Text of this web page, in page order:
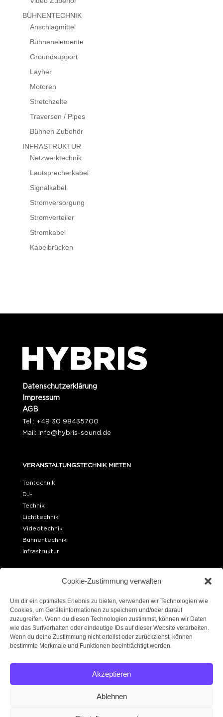
Cookie-Zustimmung verwalten
Um dir ein optimales Erlebnis zu bieten, verwenden wir Technologien wie
Cookies, um Geräteinformationen zu speichern und/oder darauf
zuzugreifen. Wenn du diesen Technologien zustimmst, können wir Daten
wie das Surfverhalten oder eindeutige IDs auf dieser Website verarbeiten.
Wenn du deine Zustimmung nicht erteilst oder zurückziehst, können
bestimmte Merkmale und Funktionen beeinträchtigt werden.
Akzeptieren
Ablehnen
BÜHNENTECHNIK
Anschlagmittel
Bühnenelemente
Groundsupport
Layher
Motoren
Stretchzelte
Traversen / Pipes
Bühnen Zubehör
INFRASTRUKTUR
Netzwerktechnik
Lautsprecherkabel
Signalkabel
Stromversorgung
Stromverteiler
Stromkabel
Kabelbrücken
Datenschutzerklärung
Impressum
AGB
Tel.: +49 30 98435700
Mail: info@hybris-sound.de
VERANSTALTUNGSTECHNIK MIETEN
Tontechnik
DJ-
Technik
Lichttechnik
Videotechnik
Bühnentechnik
Infrastruktur
OFFICE BERLIN
10439 Berlin
LAGER BERLIN
Robert-W.-Kempner-Straße 6
14167 Berlin